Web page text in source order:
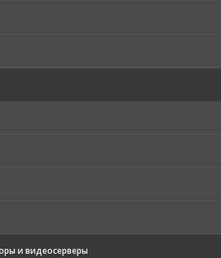
и видеосерверы